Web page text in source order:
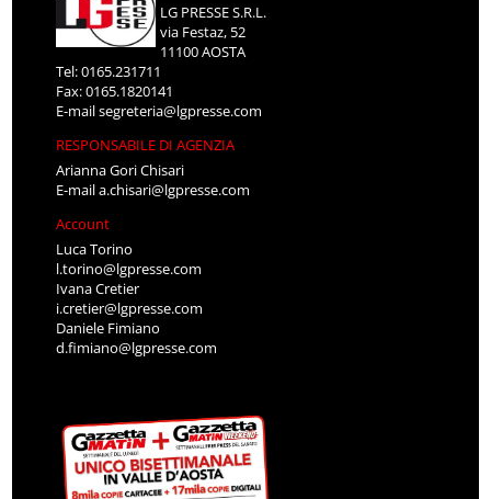
LG PRESSE S.R.L.
via Festaz, 52
11100 AOSTA
Tel: 0165.231711
Fax: 0165.1820141
E-mailsegreteria@lgpresse.com
RESPONSABILE DI AGENZIA
Arianna Gori Chisari
E-maila.chisari@lgpresse.com
Account
Luca Torino
l.torino@lgpresse.com
Ivana Cretier
i.cretier@lgpresse.com
Daniele Fimiano
d.fimiano@lgpresse.com